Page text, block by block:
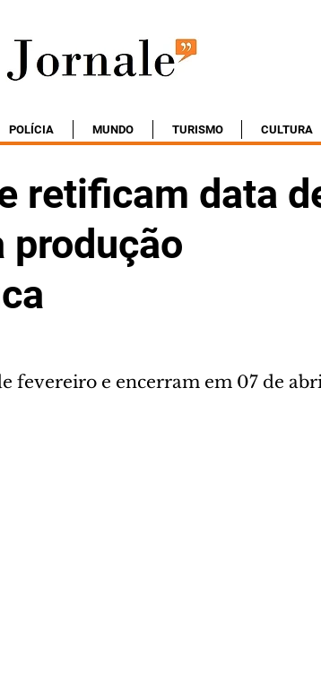
POLÍCIA MUNDO TURISMO CULTURA
retificam data
produção
fevereiro e encerram em 07 de